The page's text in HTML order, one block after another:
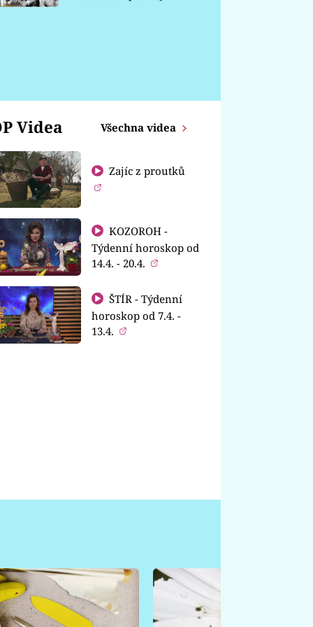
Videa Všechna videa
Zajíc z proutků
KOZOROH -
Týdenní horoskop od
14.4. - 20.4.
ŠTÍR - Týdenní
horoskop od 7.4. -
13.4.